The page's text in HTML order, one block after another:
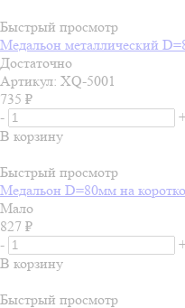
Быстрый просмотр
Медальон металлический
Достаточно
Артикул: XQ-5001
735 ₽
-
В корзину
Быстрый просмотр
Медальон D=80мм на
Мало
827 ₽
-
В корзину
Быстрый просмотр